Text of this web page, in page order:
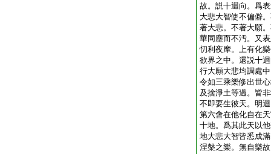
故。説十迴向。爲
大悲大智使不偏僻
著大悲。不著大願
華同塵而不汚。又
忉利夜摩。上有化
欲界之中。還説十
行大願大悲均調處
令如三乘樂修出世
及捨淨土等過。皆
不即要生彼天。明
第六會在他化自在
十地。爲其此天以
地大悲大智皆悉成
涅槃之樂。無自樂